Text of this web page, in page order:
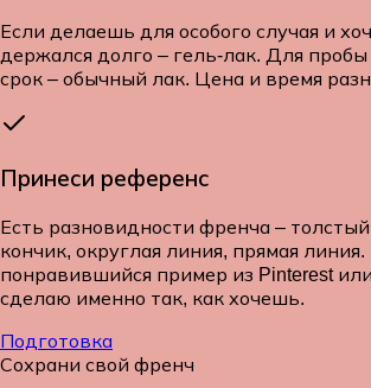
Если делаешь для особого случая и
держался долго – гель-лак. Для
срок – обычный лак. Цена и время
Принеси референс
Есть разновидности френча –
кончик, округлая линия, прямая
понравившийся пример из Pinterest
сделаю именно так, как хочешь.
Подготовка
Сохрани свой френч